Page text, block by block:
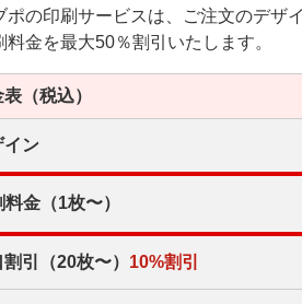
ポの印刷サービスは、ご注文のデザ
料金を最大50％割引いたします。
表 （税込）
イン
料金（1枚〜）
引（20枚〜） 10%割引